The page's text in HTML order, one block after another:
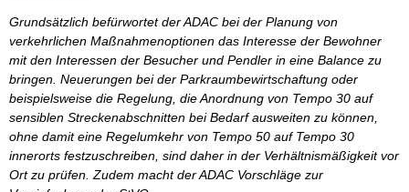
Grundsätzlich befürwortet der ADAC bei der Planung von
verkehrlichen Maßnahmenoptionen das Interesse der Bewohner
mit den Interessen der Besucher und Pendler in eine Balance zu
bringen. Neuerungen bei der Parkraumbewirtschaftung oder
beispielsweise die Regelung, die Anordnung von Tempo 30 auf
sensiblen Streckenabschnitten bei Bedarf ausweiten zu können,
ohne damit eine Regelumkehr von Tempo 50 auf Tempo 30
innerorts festzuschreiben, sind daher in der Verhältnismäßigkeit vor
Ort zu prüfen. Zudem macht der ADAC Vorschläge zur